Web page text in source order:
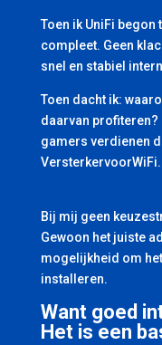
Toen ik UniFi
compleet. Geen
snel en stabiel
Toen dacht ik:
daarvan profiteren?
gamers verdienen
Bij mij geen
Gewoon het juiste
mogelijkheid om
installeren.
Want goed
Het is een